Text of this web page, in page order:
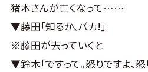
――猪木さんが亡くなって……
▼藤田｢知るか､バカ!｣
※藤田が去っていくと
▼鈴木｢ですって｡怒りですよ､怒